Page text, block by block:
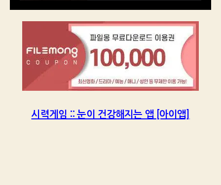
시력게임 :: 눈이 건강해지는 앱 [아이앱]